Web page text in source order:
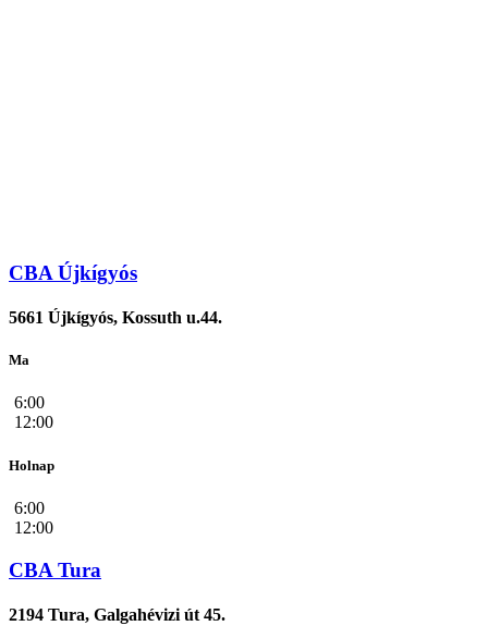
CBA Újkígyós
5661 Újkígyós, Kossuth u.44.
Ma
6:00
12:00
Holnap
6:00
12:00
CBA Tura
2194 Tura, Galgahévizi út 45.